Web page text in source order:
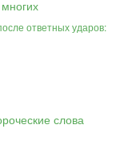
ответных ударов: